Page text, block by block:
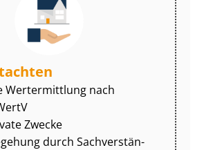
Wertermittlung nach
Zwecke
durch Sach­ver­stän­